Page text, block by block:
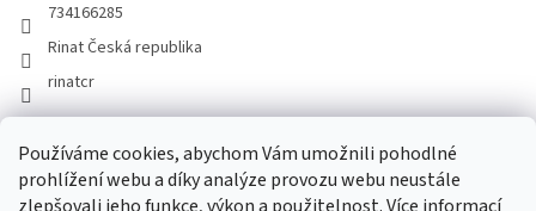
Používáme cookies, abychom Vám umožnili pohodlné
prohlížení webu a díky analýze provozu webu neustále
734166285
Rinat Česká republika
rinatcr
Rinat Europe www.sport4outlet.cz